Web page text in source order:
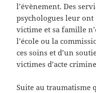
l’évènement. Des
psychologues leur
victime et sa famille
l’école ou la
ces soins et d’un
victimes d’acte
Suite au traumatisme